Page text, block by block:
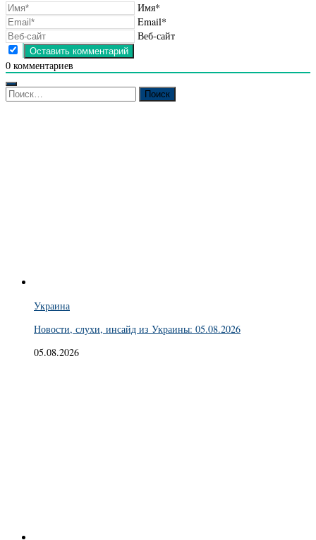
Имя*
Email*
Веб-сайт
0 комментариев
Найти:
Украина
Новости, слухи, инсайд из Украины: 05.08.2026
05.08.2026